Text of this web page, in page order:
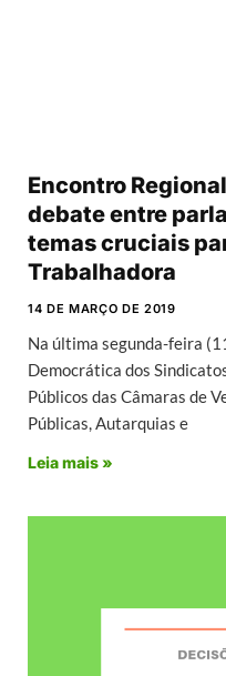
Encontro
debate entre
temas cruciais
Trabalhadora
14 DE MARÇO DE 2019
Na última segunda-feira
Democrática dos
Públicos das Câmaras de
Públicas, Autarquias e
Leia mais »